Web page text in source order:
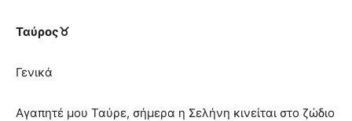
Ταύρος♉
Γενικά
Αγαπητέ μου Ταύρε, σήμερα η Σελήνη κινείται στο ζώδιο